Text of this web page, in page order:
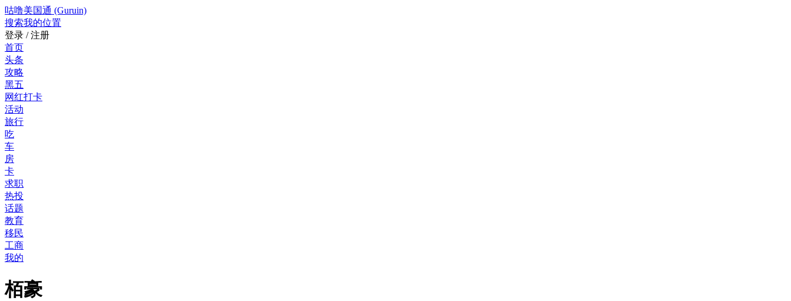
咕噜美国通 (Guruin)
搜索我的位置
登录 / 注册
首页
头条
攻略
黑五
网红打卡
活动
旅行
吃
车
房
卡
求职
热投
话题
教育
移民
工商
我的
栢豪